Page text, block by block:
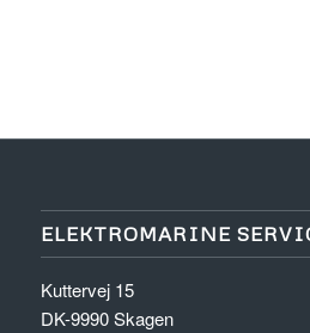
ELEKTROMARINE
Kuttervej 15
DK-9990 Skagen